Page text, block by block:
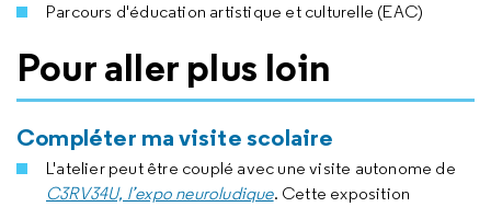
Parcours d'éducation artistique et culturelle (EAC)
Pour aller plus loin
Compléter ma visite scolaire
L'atelier peut être couplé avec une visite autonome de
C3RV34U, l’expo neuroludique. Cette exposition